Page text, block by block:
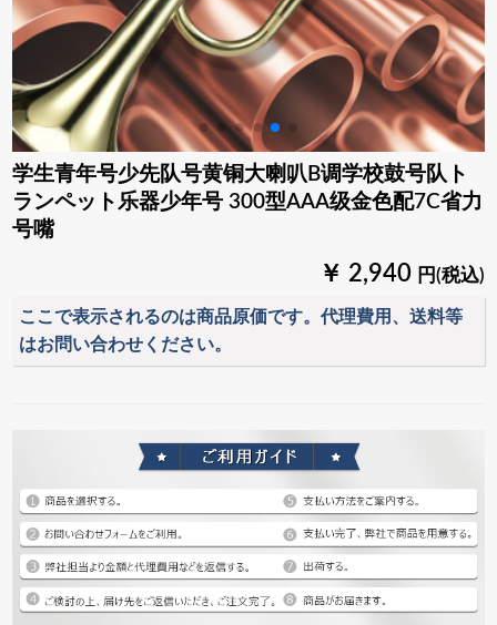
学生青年号少先队号黄铜大喇叭B调学校鼓号队ト
ランペット乐器少年号 300型AAA级金色配7C省力
号嘴
￥ 2,940 円(税込)
ここで表示されるのは商品原価です。代理費用、送料等
はお問い合わせください。